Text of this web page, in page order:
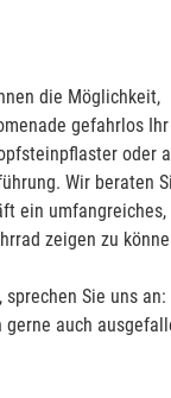
die Möglichkeit,
gefahrlos Ihr
oder
Wir beraten
ein
zeigen zu
Sie uns
auch